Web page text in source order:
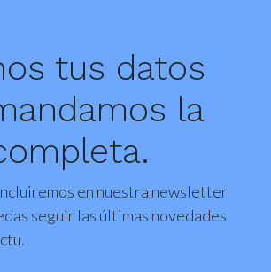
tus datos
la
en nuestra newsletter
seguir las últimas novedades